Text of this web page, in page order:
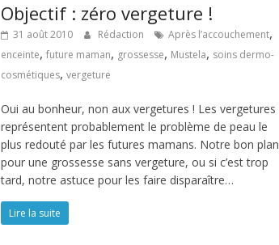
Objectif : zéro vergeture !
31 août 2010 Rédaction Après l’accouchement,
enceinte,future maman, grossesse, Mustela, soins dermo-
cosmétiques,vergeture
Oui au bonheur, non aux vergetures ! Les vergetures
représentent probablement le problème de peau le
plus redouté par les futures mamans. Notre bon plan
pour une grossesse sans vergeture, ou si c’est trop
tard, notre astuce pour les faire disparaître…
Lire la suite